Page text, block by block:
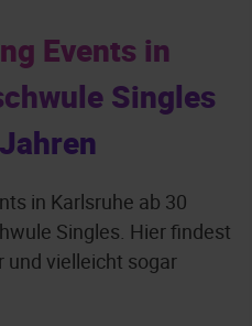
Events in
Singles
in Karlsruhe ab 30
Singles. Hier findest
und vielleicht sogar